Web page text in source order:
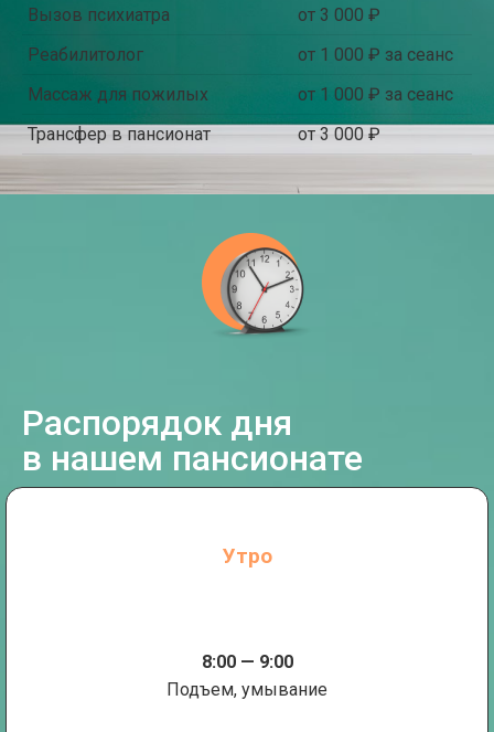
Вызов психиатра
от 3 000 ₽
Реабилитолог
от 1 000 ₽ за сеанс
Массаж для пожилых
от 1 000 ₽ за сеанс
Трансфер в пансионат
от 3 000 ₽
Распорядок дня
в нашем пансионате
Утро
8:00 — 9:00
Подъем, умывание